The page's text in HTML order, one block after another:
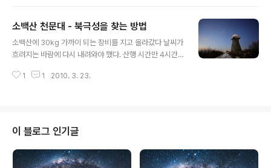
소백산 천문대 - 북극성을 찾는 방법
소백산에 30kg 가까이 되는 장비를 지고 올라갔다 날씨가
흐려지는 바람에 다시 내려와야 했다. 산행 시간만 4시간
고 있다. 빨리 작업을 마무리해야할텐데... 아예 아무 것도
면 북쪽에서 밝게 빛나는 북두칠성이나 카시오페이아자리
를 찾으면 된다. 북두칠성의 국자 끝 두 별을 이어 다섯 배
쯤 가면 북극성이다. 카시오페이아자리에서는 가장자리 두
변을 이어 만나는 가상의 꼭짓점에서 가운데별 방향으로
1 1 2010. 3. 23.
이 블로그 인기글